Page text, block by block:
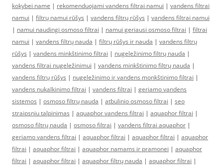
kokybei name | rekomenduojami vandens filtrai namui | vandens filtrai
namui | filtrų namui rūšys | vandens filtrų rūšys | vandens filtrai namui
| namui naudingi osmoso filtrai | namui geriausi osmoso filtrai | filtrai
namui | vandens filtrų nauda | filtrų rūšys ir nauda | vandens filtrų
rūšys | vandens minkštinimo filtrai | nugeležinimo filtrų nauda |
vandens filtrai nugeležinimui | vandens minkštinimo filtrų nauda |
vandens filtrų rūšys | nugeležinimo ir vandens monkštinimo filtrai |
vandens nukalkinimo filtrai | vandens filtrai | geriamo vandens
sistemos | osmoso filtrų nauda | atbulinio osmoso filtrai | seo
straipsniu talpinimas | aquaphor vandens filtrai | aquaphor filtrai |
osmoso filtrų nauda | osmoso filtrai | vandens filtrai aquaphor |
geriamo vandens filtrai | aquaphor filtrai | aquaphor filtrai | aquaphor
filtrai | aquaphor filtrai | aquaphor namams ir pramonei | aquaphor
filtrai | aquaphor filtrai | aquaphor filtrų nauda | aquaphor filtrai |